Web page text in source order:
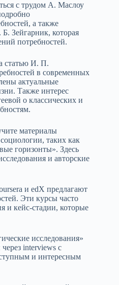
с трудом А. Маслоу
а также
Зейгарник, которая
потребностей.
статью И. П.
в современных
актуальные
Также интерес
о классических и
материалы
таких как
горизонты». Здесь
и авторские
и edX предлагают
Эти курсы часто
и кейс-стадии, которые
исследования»
interviews с
и интересным